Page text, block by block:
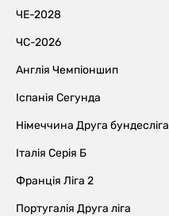
ЧЕ-2028
ЧС-2026
Англія Чемпіоншип
Іспанія Сегунда
Німеччина Друга бундесліга
Італія Серія Б
Франція Ліга 2
Португалія Друга ліга